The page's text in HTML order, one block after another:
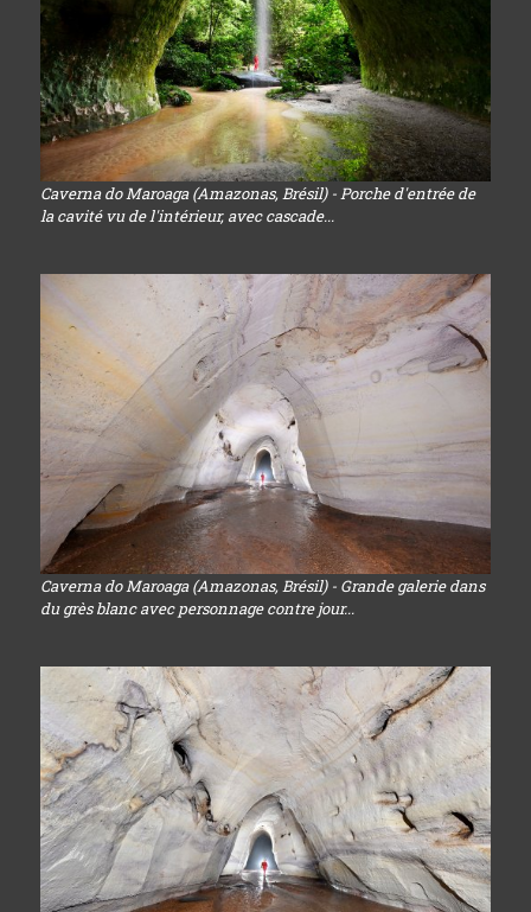
Caverna do Maroaga (Amazonas, Brésil) - Porche d'entrée de
la cavité vu de l'intérieur, avec cascade...
Caverna do Maroaga (Amazonas, Brésil) - Grande galerie dans
du grès blanc avec personnage contre jour...